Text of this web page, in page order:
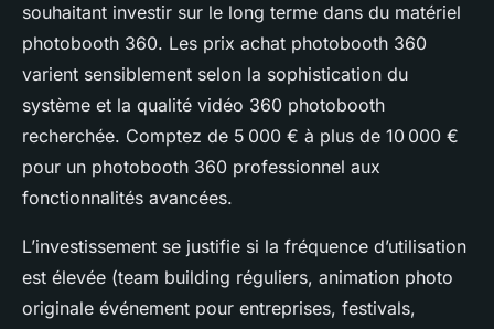
souhaitant investir sur le long terme dans du matériel
photobooth 360. Les prix achat photobooth 360
varient sensiblement selon la sophistication du
système et la qualité vidéo 360 photobooth
recherchée. Comptez de 5 000 € à plus de 10 000 €
pour un photobooth 360 professionnel aux
fonctionnalités avancées.
L’investissement se justifie si la fréquence d’utilisation
est élevée (team building réguliers, animation photo
originale événement pour entreprises, festivals,